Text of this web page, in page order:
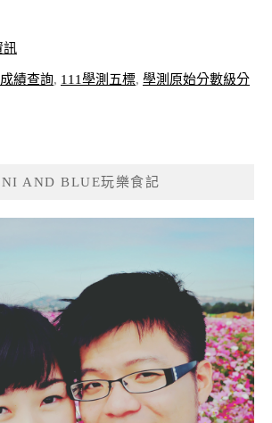
訊
績查詢, 111學測五標, 學測原始分數級分
AND BLUE玩樂食記